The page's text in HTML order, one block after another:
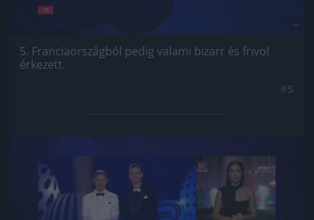
5. Franciaországból pedig valami bizarr és frivol
érkezett.
Jön még kép!